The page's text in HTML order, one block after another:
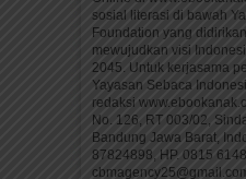
sosial literasi di bawah
Foundation yang
mewujudkan visi
2045. Untuk kerjasama
Yayasan Sebaca
redaksi
No. 126, RT 003/02,
Bandung Jawa Barat,
87824898, HP. 0815